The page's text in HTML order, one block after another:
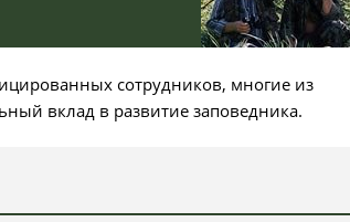
сотрудников, многие из
вклад в развитие заповедника.